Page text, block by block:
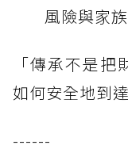
風險與家
「傳承不是
如何安全地到
------